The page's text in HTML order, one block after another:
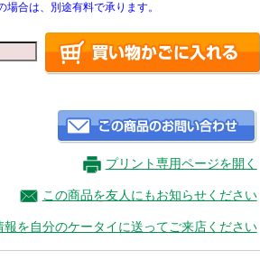
合は、別途有料で承ります。
プリント専用ページを開く
この商品を友人にもお知らせください
報を自分のケータイに送ってご来店ください